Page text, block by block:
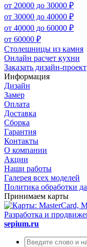
от 20000 до 30000 ₽
от 30000 до 40000 ₽
от 40000 до 60000 ₽
от 60000 ₽
Столешницы из камня
Онлайн расчет кухни
Заказать дизайн-проект
Информация
Дизайн
Замер
Оплата
Доставка
Сборка
Гарантия
Контакты
О компании
Акции
Наши работы
Галерея всех моделей
Политика обработки
Принимаем карты
Разработка и
sepium.ru